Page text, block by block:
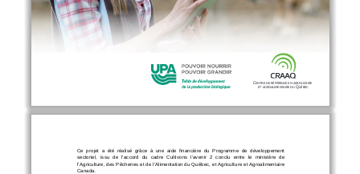
CENTRE DE RÉFÉRENCE EN
AGRICULTURE
ET AGROALIMENTAIRE DU QUÉBEC
Ce  projet  a  été  réalisé  grâce  à  une  aide  financière  du  Programme  de  développement
sectoriel,  issu  de  l’accord  du  cadre  Cultivons
  l’avenir  2  conclu  entre  le  ministère  de
l’Agriculture, des Pêcheries et de l’Alimentation du Québec, et Agriculture et Agroalimentaire
Canada.